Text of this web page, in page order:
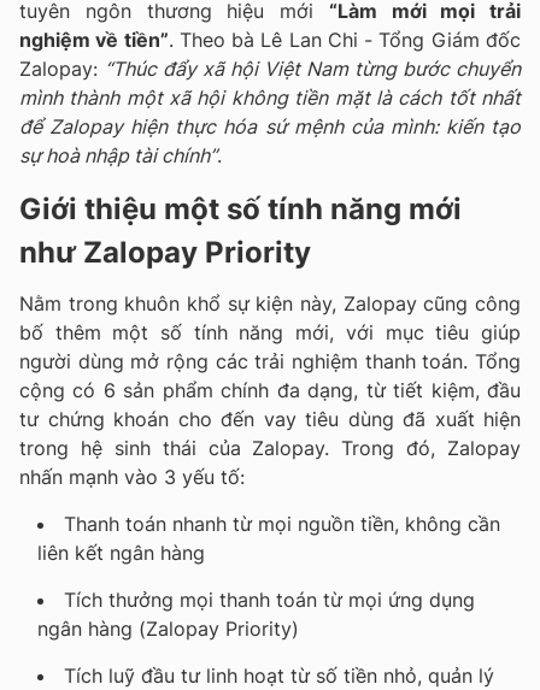
tuyên ngôn thương hiệu mới “Làm mới mọi trải
nghiệm về tiền”. Theo bà Lê Lan Chi - Tổng Giám đốc
Zalopay: “Thúc đẩy xã hội Việt Nam từng bước chuyển
mình thành một xã hội không tiền mặt là cách tốt nhất
để Zalopay hiện thực hóa sứ mệnh của mình: kiến tạo
sự hoà nhập tài chính”.
Giới thiệu một số tính năng mới
như Zalopay Priority
Nằm trong khuôn khổ sự kiện này, Zalopay cũng công
bố thêm một số tính năng mới, với mục tiêu giúp
người dùng mở rộng các trải nghiệm thanh toán. Tổng
cộng có 6 sản phẩm chính đa dạng, từ tiết kiệm, đầu
tư chứng khoán cho đến vay tiêu dùng đã xuất hiện
trong hệ sinh thái của Zalopay. Trong đó, Zalopay
nhấn mạnh vào 3 yếu tố:
Thanh toán nhanh từ mọi nguồn tiền, không cần
liên kết ngân hàng
Tích thưởng mọi thanh toán từ mọi ứng dụng
ngân hàng (Zalopay Priority)
Tích luỹ đầu tư linh hoạt từ số tiền nhỏ, quản lý